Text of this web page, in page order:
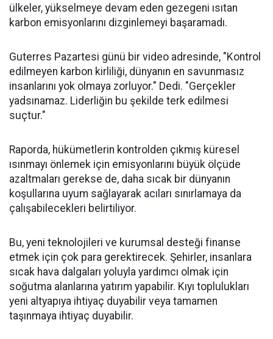
ülkeler, yükselmeye devam eden gezegeni ısıtan
karbon emisyonlarını dizginlemeyi başaramadı.
Guterres Pazartesi günü bir video adresinde, "Kontrol
edilmeyen karbon kirliliği, dünyanın en savunmasız
insanlarını yok olmaya zorluyor." Dedi. "Gerçekler
yadsınamaz. Liderliğin bu şekilde terk edilmesi
suçtur."
Raporda, hükümetlerin kontrolden çıkmış küresel
ısınmayı önlemek için emisyonlarını büyük ölçüde
azaltmaları gerekse de, daha sıcak bir dünyanın
koşullarına uyum sağlayarak acıları sınırlamaya da
çalışabilecekleri belirtiliyor.
Bu, yeni teknolojileri ve kurumsal desteği finanse
etmek için çok para gerektirecek. Şehirler, insanlara
sıcak hava dalgaları yoluyla yardımcı olmak için
soğutma alanlarına yatırım yapabilir. Kıyı toplulukları
yeni altyapıya ihtiyaç duyabilir veya tamamen
taşınmaya ihtiyaç duyabilir.